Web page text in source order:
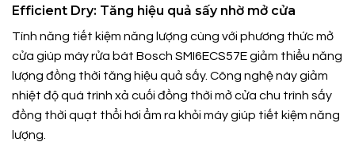
Efficient Dry: Tăng hiệu quả sấy nhờ mở cửa
Tính năng tiết kiệm năng lượng cùng với phương thức mở
cửa giúp máy rửa bát Bosch SMI6ECS57E giảm thiểu năng
lượng đồng thời tăng hiệu quả sấy. Công nghệ này giảm
nhiệt độ quá trình xả cuối đồng thời mở cửa chu trình sấy
đồng thời quạt thổi hơi ẩm ra khỏi máy giúp tiết kiệm năng
lượng.